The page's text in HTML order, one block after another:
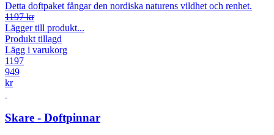
Detta doftpaket fångar den nordiska naturens vildhet och renhet.
1197 kr
Lägger till produkt...
Produkt tillagd
Lägg i varukorg
1197
949
kr
Skare - Doftpinnar